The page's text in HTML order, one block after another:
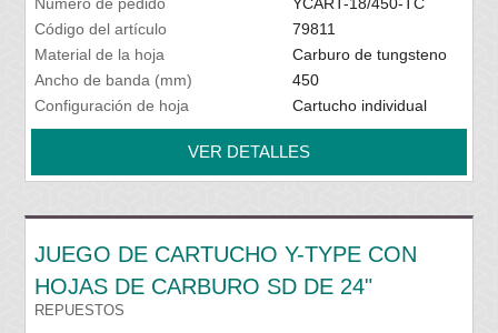
Número de pedido
YCART-18/450-TC
Código del artículo
79811
Material de la hoja
Carburo de tungsteno
Ancho de banda (mm)
450
Configuración de hoja
Cartucho individual
VER DETALLES
JUEGO DE CARTUCHO Y-TYPE CON
HOJAS DE CARBURO SD DE 24"
REPUESTOS